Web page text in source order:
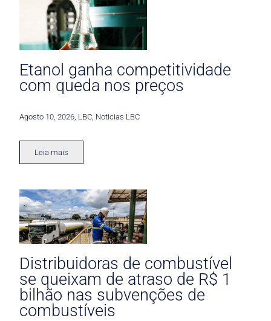
Etanol ganha competitividade
com queda nos preços
Agosto 10, 2026 LBC Noticias LBC
Leia mais
Distribuidoras de combustível
se queixam de atraso de R$ 1
bilhão nas subvenções de
combustíveis